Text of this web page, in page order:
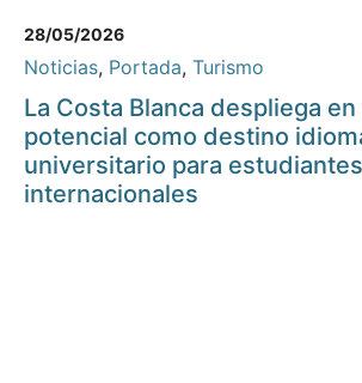
28/05/2026
Noticias, Portada, Turismo
La Costa Blanca despliega
potencial como destino
universitario para estudiantes
internacionales